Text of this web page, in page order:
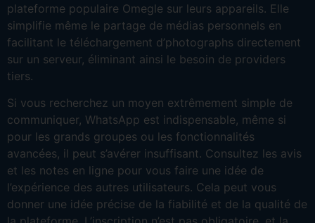
plateforme populaire Omegle sur leurs appareils. Elle
simplifie même le partage de médias personnels en
facilitant le téléchargement d’photographs directement
sur un serveur, éliminant ainsi le besoin de providers
tiers.
Si vous recherchez un moyen extrêmement simple de
communiquer, WhatsApp est indispensable, même si
pour les grands groupes ou les fonctionnalités
avancées, il peut s’avérer insuffisant. Consultez les avis
et les notes en ligne pour vous faire une idée de
l’expérience des autres utilisateurs. Cela peut vous
donner une idée précise de la fiabilité et de la qualité de